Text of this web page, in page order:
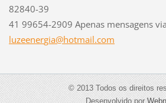
82840-39
41 99654-2909 Apenas mensagens
luzeenergia@hotmail.com
© 2013 Todos os direitos
Desenvolvido por